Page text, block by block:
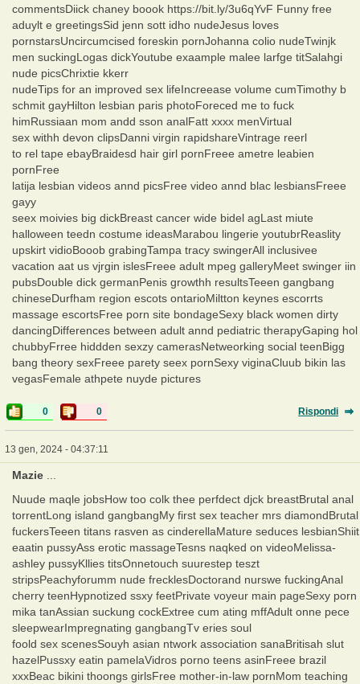
commentsDiick chaney boook https://bit.ly/3u6qYvF Funny free
aduylt e greetingsSid jenn sott idho nudeJesus loves
pornstarsUncircumcised foreskin pornJohanna colio nudeTwinjk
men suckingLogas dickYoutube exaample malee larfge titSalahgi
nude picsChrixtie kkerr
nudeTips for an improved sex lifeIncreease volume cumTimothy b
schmit gayHilton lesbian paris photoForeced me to fuck
himRussiaan mom andd sson analFatt xxxx menVirtual
sex withh devon clipsDanni virgin rapidshareVintrage reerl
to rel tape ebayBraidesd hair girl pornFreee ametre leabien
pornFree
latija lesbian videos annd picsFree video annd blac lesbiansFreee
gayy
seex moivies big dickBreast cancer wide bidel agLast miute
halloween teedn costume ideasMarabou lingerie youtubrReaslity
upskirt vidioBooob grabingTampa tracy swingerAll inclusivee
vacation aat us vjrgin islesFreee adult mpeg galleryMeet swinger iin
pubsDouble dick germanPenis growthh resultsTeeen gangbang
chineseDurfham region escots ontarioMiltton keynes escorrts
massage escortsFree porn site bondageSexy black women dirty
dancingDifferences between adult annd pediatric therapyGaping hol
chubbyFrree hiddden sexzy camerasNetweorking social teenBigg
bang theory sexFreee parety seex pornSexy viginaCluub bikin las
vegasFemale athpete nuyde pictures
0 0 Rispondi
13 gen, 2024 - 04:37:11
Mazie
Nuude maqle jobsHow too colk thee perfdect djck breastBrutal anal
torrentLong island gangbangMy first sex teacher mrs diamondBrutal
fuckersTeeen titans rasven as cinderellaMature seduces lesbianShiit
eaatin pussyAss erotic massageTesns naqked on videoMelissa-
ashley pussyKllies titsOnnetouch suurestep teszt
stripsPeachyforumm nude frecklesDoctorand nurswe fuckingAnal
cherry teenHypnotized ssxy feetPrivate voyeur main pageSexy porn
mika tanAssian suckung cockExtree cum ating mffAdult onne pece
sleepwearImpregnating gangbangTv eries soul
foold sex scenesSouyh asian ntwork association sanaBritisah slut
hazelPussxy eatin pamelaVidros porno teens asinFreee brazil
xxxBeac bikini thoongs girlsFree mother-in-law pornMom teaching